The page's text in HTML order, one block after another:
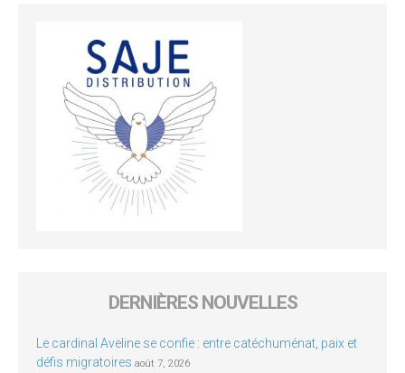
DERNIÈRES NOUVELLES
Le cardinal Aveline se confie : entre catéchuménat, paix et
défis migratoires août 7, 2026